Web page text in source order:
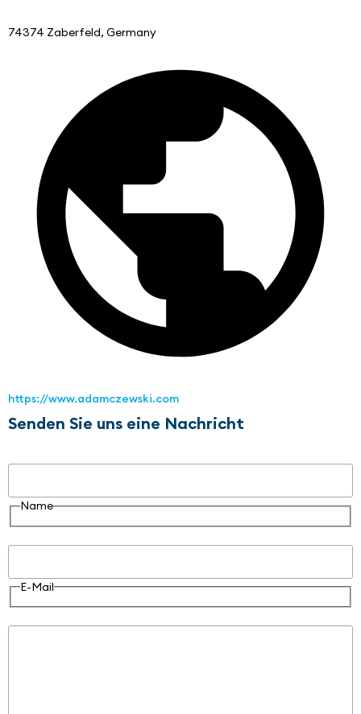
74374 Zaberfeld, Germany
https://www.adamczewski.com
Senden Sie uns eine Nachricht
Name
E-Mail